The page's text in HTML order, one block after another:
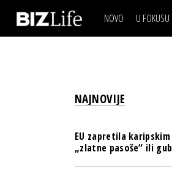
NOVO U FOKUSU
NAJNOVIJE
EU zapretila
„zlatne pasoše“ ili